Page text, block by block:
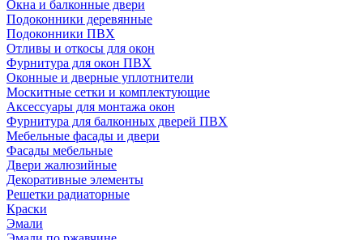
Окна и балконные двери
Подоконники деревянные
Подоконники ПВХ
Отливы и откосы для окон
Фурнитура для окон ПВХ
Оконные и дверные уплотнители
Москитные сетки и комплектующие
Аксессуары для монтажа окон
Фурнитура для балконных дверей ПВХ
Мебельные фасады и двери
Фасады мебельные
Двери жалюзийные
Декоративные элементы
Решетки радиаторные
Краски
Эмали